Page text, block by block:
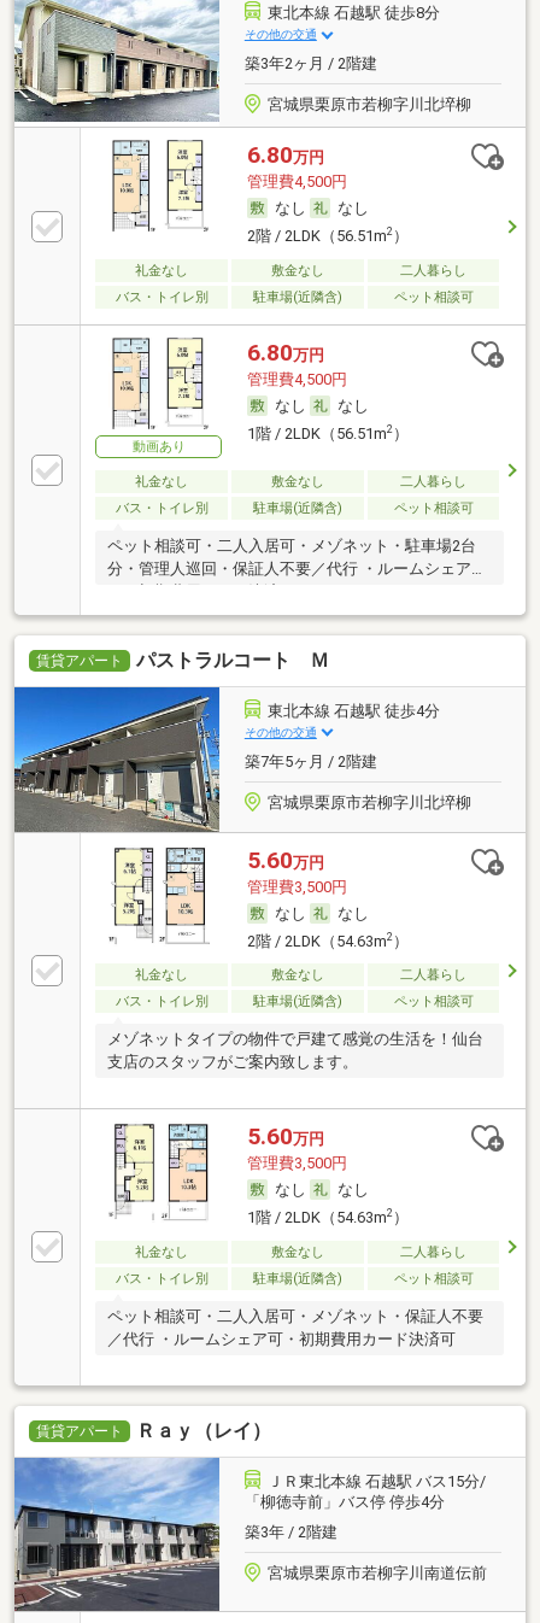
東北本線 石越駅 徒歩8分
その他の交通
築3年2ヶ月 / 2階建
宮城県栗原市若柳字川北埣柳
6.80万円
管理費4,500円
なし
なし
2階 / 2LDK（56.51m2）
礼金なし 敷金なし
二人暮らし
バス・トイレ別
駐車場(近隣含) ペット相談可
動画あり
6.80万円
管理費4,500円
なし
なし
1階 / 2LDK（56.51m2）
礼金なし 敷金なし
二人暮らし
バス・トイレ別
駐車場(近隣含) ペット相談可
ペット相談可・二人入居可・メゾネット・駐車場2台
分・管理人巡回・保証人不要／代行 ・ルームシェア
可・初期費用カード決済可
賃貸アパート パストラルコート Ｍ
東北本線 石越駅 徒歩4分
その他の交通
築7年5ヶ月 / 2階建
宮城県栗原市若柳字川北埣柳
5.60万円
管理費3,500円
なし
なし
2階 / 2LDK（54.63m2）
礼金なし 敷金なし
二人暮らし
バス・トイレ別
駐車場(近隣含) ペット相談可
メゾネットタイプの物件で戸建て感覚の生活を！仙台
支店のスタッフがご案内致します。
5.60万円
管理費3,500円
なし
なし
1階 / 2LDK（54.63m2）
礼金なし 敷金なし
二人暮らし
バス・トイレ別
駐車場(近隣含) ペット相談可
ペット相談可・二人入居可・メゾネット・保証人不要
／代行 ・ルームシェア可・初期費用カード決済可
賃貸アパート Ｒａｙ（レイ）
ＪＲ東北本線 石越駅 バス15分/
「柳徳寺前」バス停 停歩4分
築3年 / 2階建
宮城県栗原市若柳字川南道伝前